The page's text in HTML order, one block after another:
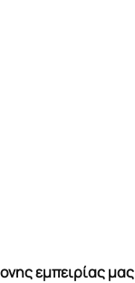
εμπειρίας μας